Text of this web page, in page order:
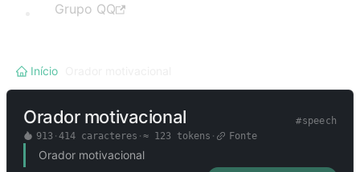
Grupo QQ
Início
Orador motivacional #speech
913· 414 caracteres · ≈ 123tokens · Fonte
Orador motivacional